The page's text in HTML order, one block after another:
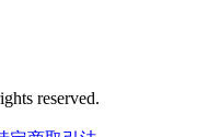
reserved.